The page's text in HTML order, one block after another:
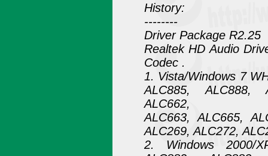
History:
--------
Driver Package R2.25
Realtek HD Audio
Codec .
1. Vista/Windows 7
ALC885, ALC888,
ALC662,
ALC663, ALC665,
ALC269, ALC272,
2. Windows 2000/